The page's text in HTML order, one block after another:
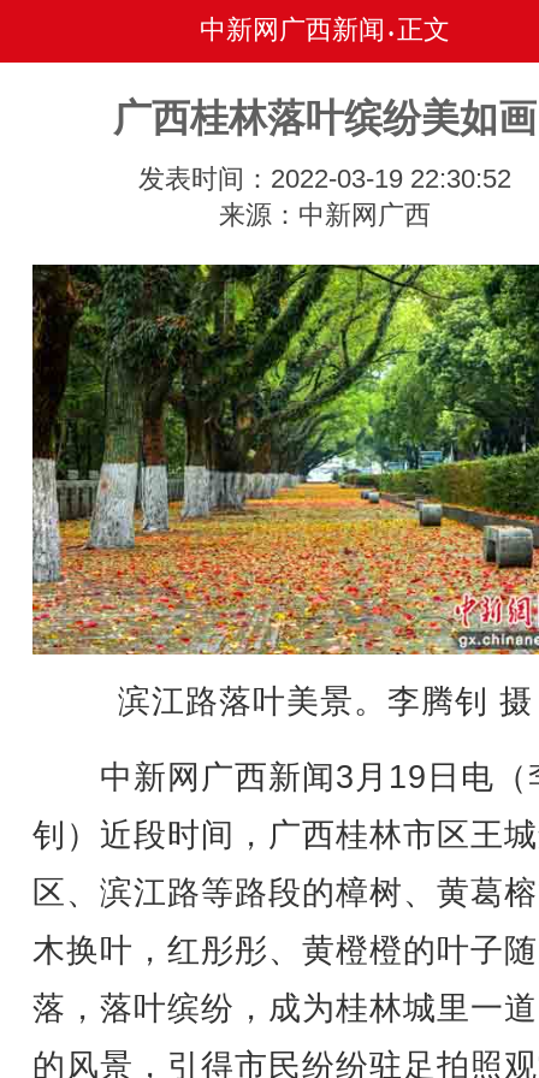
中新网广西新闻 • 正文
广西桂林落叶缤纷美如画
发表时间：2022-03-19 22:30:52
来源：中新网广西
滨江路落叶美景。李腾钊 摄
中新网广西新闻3月19日电（
钊）近段时间，广西桂林市区王
区、滨江路等路段的樟树、黄葛
木换叶，红彤彤、黄橙橙的叶子
落，落叶缤纷，成为桂林城里一
的风景，引得市民纷纷驻足拍照